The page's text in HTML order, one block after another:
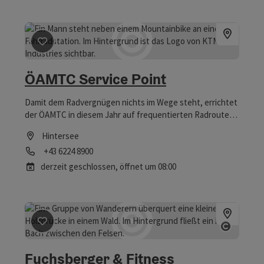
Beitrag merken
ÖAMTC Service Point
Damit dem Radvergnügen nichts im Wege steht, errichtet
der ÖAMTC in diesem Jahr auf frequentierten Radrouten
Stationen sind mit einer Aufhänge Vorrichtung, einer
Luftpumpe und Werkzeug wie Inbus- und
Schraubenschlüssel bzw. Reifenheber für "do-it-
selbst zu reparieren“,
Hintersee
Telefon
+43 6224 8900
derzeit geschlossen, öffnet um 08:00
Beitrag merken: Fuchsberger & Fitness
Fuchsberger & Fitness